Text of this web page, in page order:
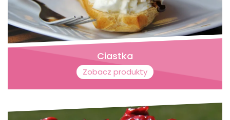
Ciastka
Zobacz produkty